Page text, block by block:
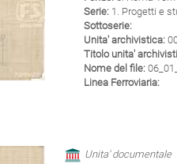
Serie:1. Progetti e
Sottoserie:
Unita' archivistica:
Titolo unita'
Nome del file:
Linea Ferroviaria:
Unita' documentale